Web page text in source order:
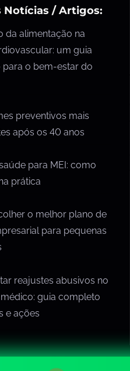
Notícias / Artigos:
da alimentação na
um guia
o bem-estar do
preventivos mais
após os 40 anos
para MEI: como
prática
o melhor plano de
para pequenas
reajustes abusivos no
guia completo
e ações